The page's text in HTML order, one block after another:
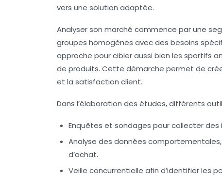
vers une solution adaptée.
Analyser son marché commence par une
groupes homogènes avec des besoins
approche pour cibler aussi bien les sportifs
de produits. Cette démarche permet de
et la satisfaction client.
Dans l’élaboration des études, différents
Enquêtes et sondages pour collecter
Analyse des données comportementales
d’achat.
Veille concurrentielle afin d’identifier les